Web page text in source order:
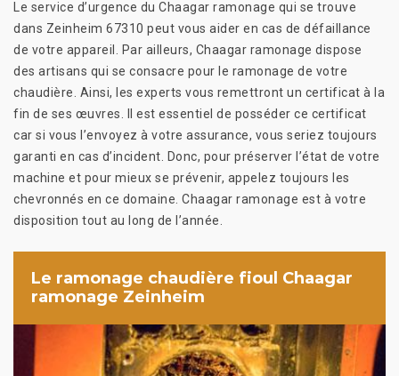
Le service d’urgence du Chaagar ramonage qui se trouve
dans Zeinheim 67310 peut vous aider en cas de défaillance
de votre appareil. Par ailleurs, Chaagar ramonage dispose
des artisans qui se consacre pour le ramonage de votre
chaudière. Ainsi, les experts vous remettront un certificat à la
fin de ses œuvres. Il est essentiel de posséder ce certificat
car si vous l’envoyez à votre assurance, vous seriez toujours
garanti en cas d’incident. Donc, pour préserver l’état de votre
machine et pour mieux se prévenir, appelez toujours les
chevronnés en ce domaine. Chaagar ramonage est à votre
disposition tout au long de l’année.
Le ramonage chaudière fioul Chaagar
ramonage Zeinheim